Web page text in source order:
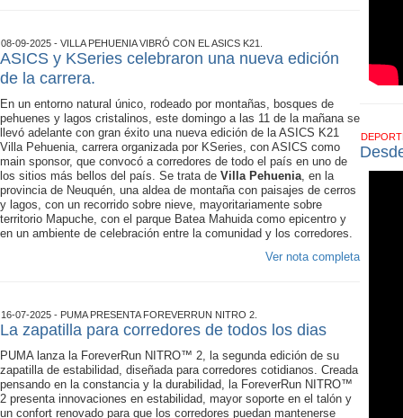
08-09-2025 - VILLA PEHUENIA VIBRÓ CON EL ASICS K21.
ASICS y KSeries celebraron una nueva edición
de la carrera.
En un entorno natural único, rodeado por montañas, bosques de
pehuenes y lagos cristalinos, este domingo a las 11 de la mañana se
llevó adelante con gran éxito una nueva edición de la ASICS K21
Villa Pehuenia, carrera organizada por KSeries, con ASICS como
main sponsor, que convocó a corredores de todo el país en uno de
los sitios más bellos del país. Se trata de Villa Pehuenia, en la
provincia de Neuquén, una aldea de montaña con paisajes de cerros
y lagos, con un recorrido sobre nieve, mayoritariamente sobre
territorio Mapuche, con el parque Batea Mahuida como epicentro y
en un ambiente de celebración entre la comunidad y los corredores.
Ver nota completa
16-07-2025 - PUMA PRESENTA FOREVERRUN NITRO 2.
La zapatilla para corredores de todos los dias
PUMA lanza la ForeverRun NITRO™ 2, la segunda edición de su
zapatilla de estabilidad, diseñada para corredores cotidianos. Creada
pensando en la constancia y la durabilidad, la ForeverRun NITRO™
2 presenta innovaciones en estabilidad, mayor soporte en el talón y
un confort renovado para que los corredores puedan mantenerse